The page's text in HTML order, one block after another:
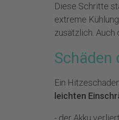
Diese Schritte
extreme
zusätzlich.
Schäden
Ein
leichten
- der Akku